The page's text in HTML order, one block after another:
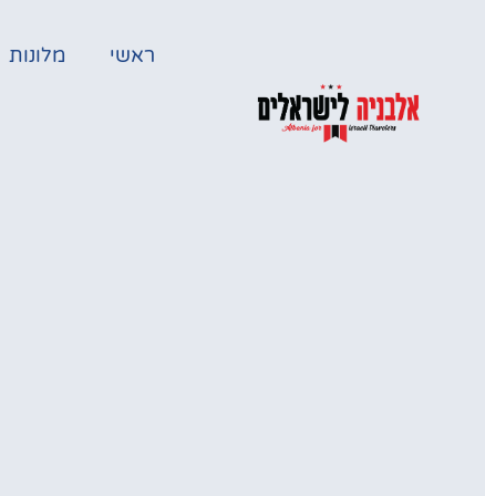
ראשי מלונות